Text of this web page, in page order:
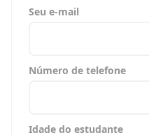
Seu e-mail
Número de telefone
Idade do estudante